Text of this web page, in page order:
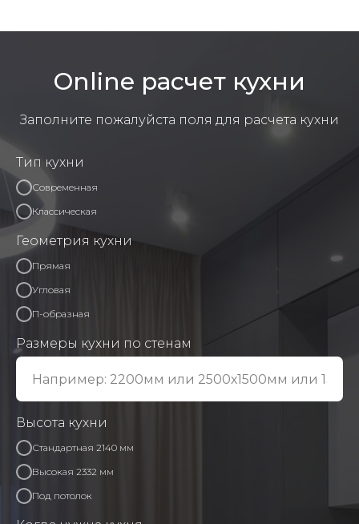
Online расчет кухни
Заполните пожалуйста поля для расчета кухни
Тип кухни
Современная
Классическая
Геометрия кухни
Прямая
Угловая
П-образная
Размеры кухни по стенам
Высота кухни
Стандартная 2140 мм
Высокая 2332 мм
Под потолок